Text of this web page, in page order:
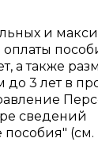
и
а также
до 3 лет в
сведений
(см.